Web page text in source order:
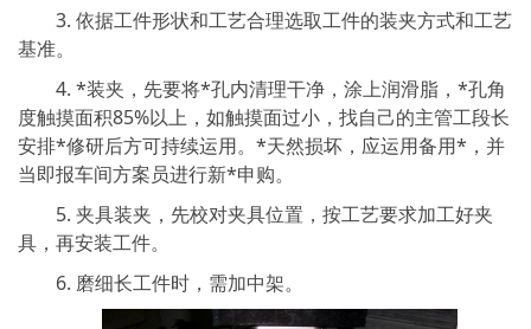
3. 依据工件形状和工艺合理选取工件的装夹方式和工艺
基准。
4. *装夹，先要将*孔内清理干净，涂上润滑脂，*孔角
度触摸面积85%以上，如触摸面过小，找自己的主管工段长
安排*修研后方可持续运用。*天然损坏，应运用备用*，并
当即报车间方案员进行新*申购。
5. 夹具装夹，先校对夹具位置，按工艺要求加工好夹
具，再安装工件。
6. 磨细长工件时，需加中架。